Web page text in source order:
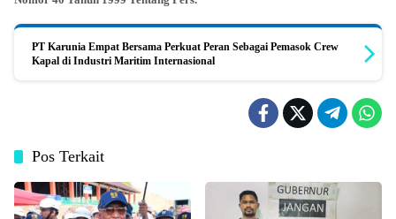
PT Karunia Empat Bersama Perkuat Peran Sebagai Pemasok Crew
Kapal di Industri Maritim Internasional
Pos Terkait